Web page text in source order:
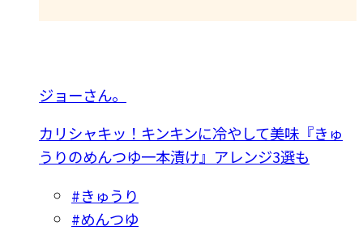
ジョーさん。
カリシャキッ！キンキンに冷やして美味『きゅ
うりのめんつゆ一本漬け』アレンジ3選も
#きゅうり
#めんつゆ